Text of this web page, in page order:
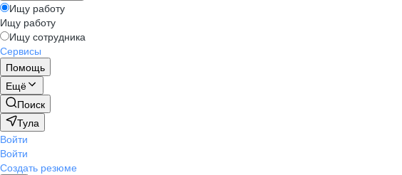
Ищу работу
Ищу работу
Ищу сотрудника
Сервисы
Помощь
Ещё
Поиск
Тула
Войти
Войти
Создать резюме